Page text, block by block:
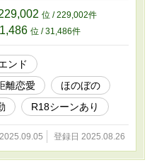
歳 大人の遠距離恋愛を描
「BL Soundscape」第三作目
ー。 YouTubeチャンネル「BL
、5組のカップルの恋愛模様
、その世界観と連動した小説
。 ▶︎ チャンネルはこちら
@bontenmaru-z1v
位 / 229,002件
位 / 31,486件
ンド
離恋愛
ほのぼの
R18シーンあり
登録日 2025.08.26